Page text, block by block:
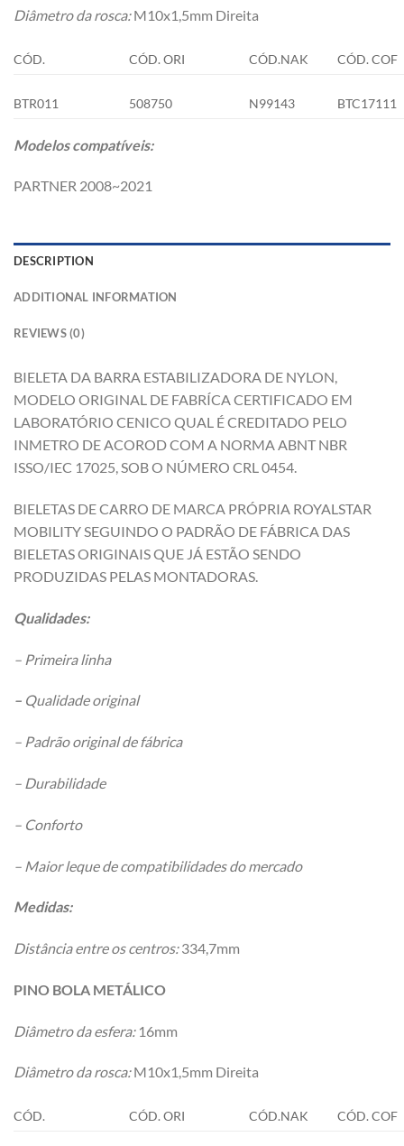
Diâmetro da rosca:M10x1,5mm Direita
CÓD. CÓD. ORI CÓD.NAK CÓD. COF
BTR011 508750 N99143 BTC17111
Modelos compatíveis:
PARTNER 2008~2021
DESCRIPTION
ADDITIONAL INFORMATION
REVIEWS (0)
BIELETA DA BARRA ESTABILIZADORA DE NYLON,
MODELO ORIGINAL DE FABRÍCA CERTIFICADO EM
LABORATÓRIO CENICO QUAL É CREDITADO PELO
INMETRO DE ACOROD COM A NORMA ABNT NBR
ISSO/IEC 17025, SOB O NÚMERO CRL 0454.
BIELETAS DE CARRO DE MARCA PRÓPRIA ROYALSTAR
MOBILITY SEGUINDO O PADRÃO DE FÁBRICA DAS
BIELETAS ORIGINAIS QUE JÁ ESTÃO SENDO
PRODUZIDAS PELAS MONTADORAS.
Qualidades:
– Primeira linha
– Qualidade original
– Padrão original de fábrica
– Durabilidade
– Conforto
– Maior leque de compatibilidades do mercado
Medidas:
Distância entre os centros:334,7mm
PINO BOLA METÁLICO
Diâmetro da esfera:16mm
Diâmetro da rosca:M10x1,5mm Direita
CÓD. CÓD. ORI CÓD.NAK CÓD. COF